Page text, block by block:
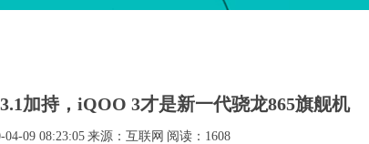
加持，iQOO 3才是新一代骁龙865旗舰机
04-09 08:23:05 来源：互联网 阅读：1608